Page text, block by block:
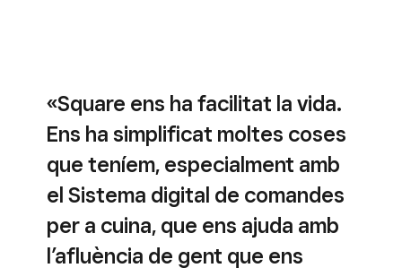
«Square ens ha facilitat la vida.
Ens ha simplificat moltes coses
que teníem, especialment amb
el Sistema digital de comandes
per a cuina, que ens ajuda amb
l’afluència de gent que ens